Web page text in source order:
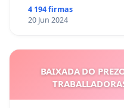
4 194 firmas
20 Jun 2024
BAIXADA DO